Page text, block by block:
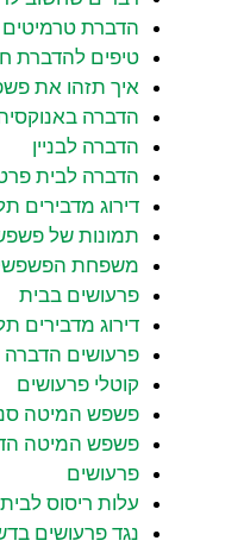
הדברת טרמיטים
טיפים להדברת
איך תזהו את
הדברה
הדברה לבניין
הדברה לבית
דירוג מדבירים
תמונות של
משפחת
פרעושים בבית
דירוג מדבירים
פרעושים הדברה
קוטלי פרעושים
פשפש המיטה
פשפש המיטה
פרעושים
עלות ריסוס לבית
נגד פרעושים